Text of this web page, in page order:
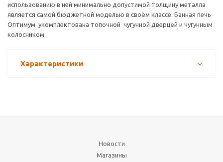
использованию в ней минимально допустимой толщину металла
является самой бюджетной моделью в своём классе. Банная печь
Оптимум укомплектована топочной чугунной дверцей и чугунным
колосником.
Характеристики
Новости
Магазины